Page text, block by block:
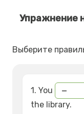
Упражнение
Выберите
1. You
the library.